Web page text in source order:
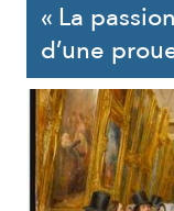
« La
d’une